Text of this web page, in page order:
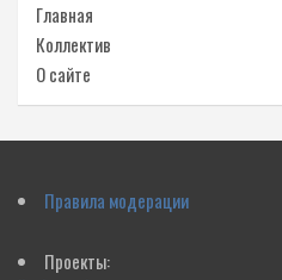
Главная
Коллектив
О сайте
Правила модерации
Проекты: